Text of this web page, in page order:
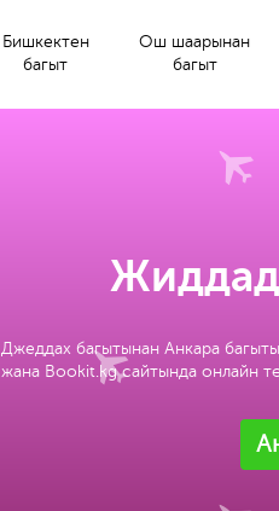
Бишкектен
багыт
Ош шаарынан
багыт
Джеддах багытынан Анкара
жана Bookit.kg сайтында онлайн